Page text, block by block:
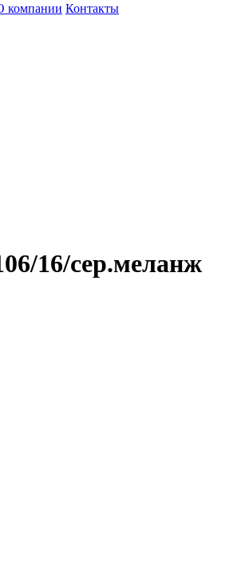
компании Контакты
16/сер.меланж